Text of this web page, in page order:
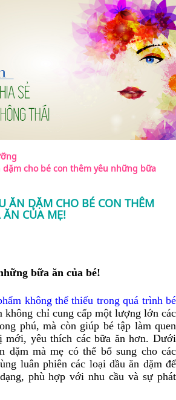
cho bé con thêm yêu những bữa
ĂN DẶM CHO BÉ CON THÊM
CỦA MẸ!
bữa ăn của bé!
không thể thiếu trong quá trình bé
không chỉ cung cấp một lượng lớn các
phú, mà còn giúp bé tập làm quen
mới, yêu thích các bữa ăn hơn. Dưới
dặm mà mẹ có thể bổ sung cho các
luân phiên các loại dầu ăn dặm để
phù hợp với nhu cầu và sự phát